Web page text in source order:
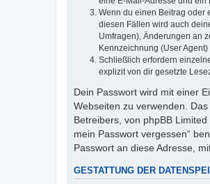
Wenn du einen Beitrag oder
diesen Fällen wird auch
Umfragen), Änderungen an
Kennzeichnung (User
Schließlich erfordern
explizit von dir gesetzte
Dein Passwort wird mit einer
Webseiten zu verwenden.
Betreibers, von phpBB
mein Passwort vergessen“
Passwort an diese Adresse,
GESTATTUNG DER